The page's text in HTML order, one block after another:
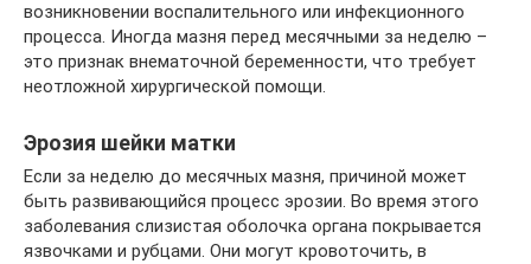
возникновении воспалительного или инфекционного
процесса. Иногда мазня перед месячными за неделю –
это признак внематочной беременности, что требует
неотложной хирургической помощи.
Эрозия шейки матки
Если за неделю до месячных мазня, причиной может
быть развивающийся процесс эрозии. Во время этого
заболевания слизистая оболочка органа покрывается
язвочками и рубцами. Они могут кровоточить, в